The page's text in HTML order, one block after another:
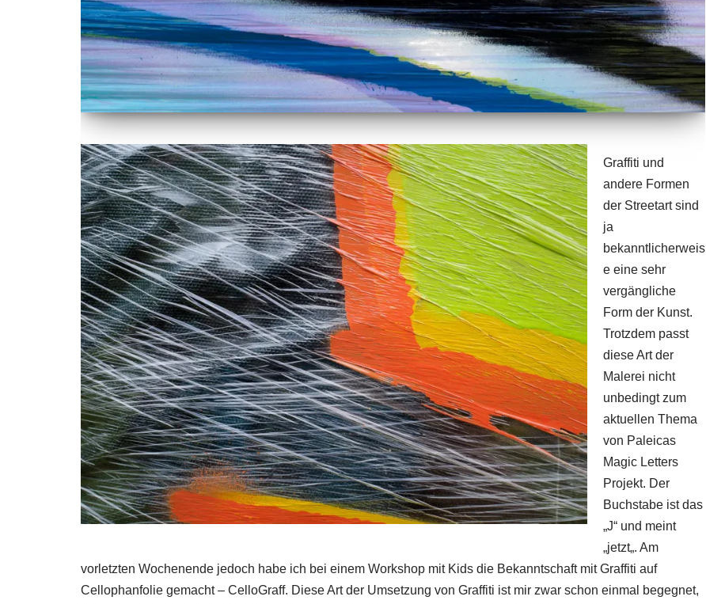
Graffiti und
andere Formen
der Streetart sind
ja
bekanntlicherweis
e eine sehr
vergängliche
Form der Kunst.
Trotzdem passt
diese Art der
Malerei nicht
unbedingt zum
aktuellen Thema
von Paleicas
Magic Letters
Projekt. Der
Buchstabe ist das
„J“ und meint
„jetzt„. Am
vorletzten Wochenende jedoch habe ich bei einem Workshop mit Kids die Bekanntschaft mit Graffiti auf
Cellophanfolie gemacht – CelloGraff. Diese Art der Umsetzung von Graffiti ist mir zwar schon einmal begegnet,